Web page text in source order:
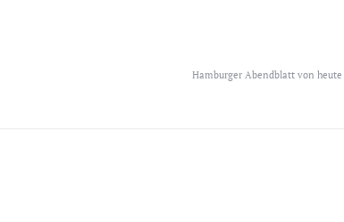
Hamburger Abendblatt von heute